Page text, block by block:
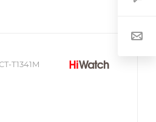
T1341M